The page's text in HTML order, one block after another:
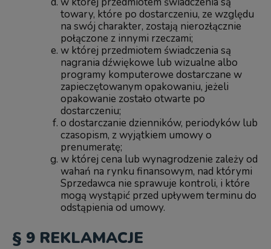
towary, które po dostarczeniu, ze względu
na swój charakter, zostają nierozłącznie
połączone z innymi rzeczami;
w której przedmiotem świadczenia są
nagrania dźwiękowe lub wizualne albo
programy komputerowe dostarczane w
zapieczętowanym opakowaniu, jeżeli
opakowanie zostało otwarte po
dostarczeniu;
o dostarczanie dzienników, periodyków lub
czasopism, z wyjątkiem umowy o
prenumeratę;
w której cena lub wynagrodzenie zależy od
wahań na rynku finansowym, nad którymi
Sprzedawca nie sprawuje kontroli, i które
mogą wystąpić przed upływem terminu do
odstąpienia od umowy.
§ 9 REKLAMACJE